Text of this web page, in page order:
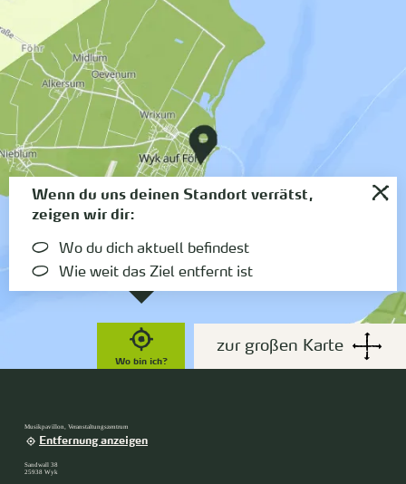
Wo bin ich?
Wenn du uns deinen Standort verrätst,
zeigen wir dir:
Wo du dich aktuell befindest
Wie weit das Ziel entfernt ist
zur großen Karte
Musikpavillon, Veranstaltungszentrum
Entfernung anzeigen
Sandwall 38
25938 Wyk